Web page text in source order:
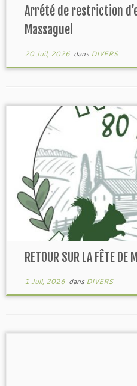
Arrété de restriction
Massaguel
20 Juil, 2026dans DIVERS
RETOUR SUR LA FÊTE DE
1 Juil, 2026dans DIVERS